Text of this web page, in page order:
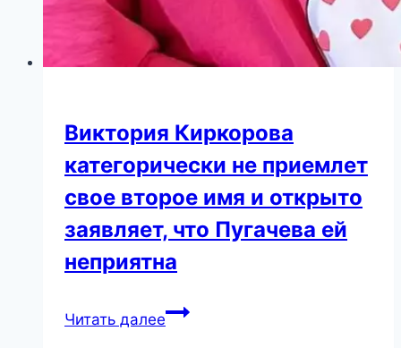
Виктория Киркорова
категорически не приемлет
свое второе имя и открыто
заявляет, что Пугачева ей
неприятна
Читать далееВиктория